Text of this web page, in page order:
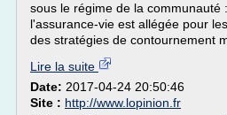
sous le régime de la communauté
l'assurance-vie est allégée pour
des stratégies de contournement
Lire la suite
Date: 2017-04-24 20:50:46
Site : http://www.lopinion.fr